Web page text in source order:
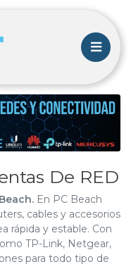
De RED
En PC Beach
cables y accesorios
rápida y estable. Con
TP-Link, Netgear,
para todo tipo de